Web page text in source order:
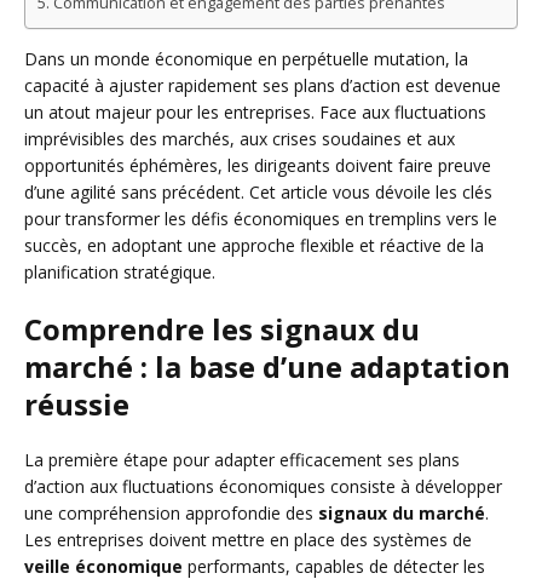
Dans un monde économique en perpétuelle mutation, la
capacité à ajuster rapidement ses plans d’action est devenue
un atout majeur pour les entreprises. Face aux fluctuations
imprévisibles des marchés, aux crises soudaines et aux
opportunités éphémères, les dirigeants doivent faire preuve
d’une agilité sans précédent. Cet article vous dévoile les clés
pour transformer les défis économiques en tremplins vers le
succès, en adoptant une approche flexible et réactive de la
planification stratégique.
Comprendre les signaux du
marché : la base d’une adaptation
réussie
La première étape pour adapter efficacement ses plans
d’action aux fluctuations économiques consiste à développer
une compréhension approfondie des signaux du marché.
Les entreprises doivent mettre en place des systèmes de
veille économique performants, capables de détecter les